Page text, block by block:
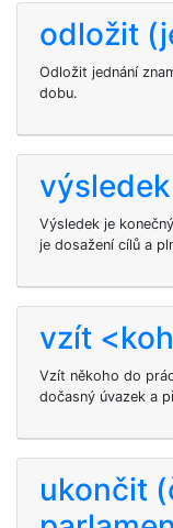
odložit
Odložit jednání
dobu.
Výsledek je
je dosažení cílů a
vzít
Vzít někoho do
dočasný úvazek a
ukončit